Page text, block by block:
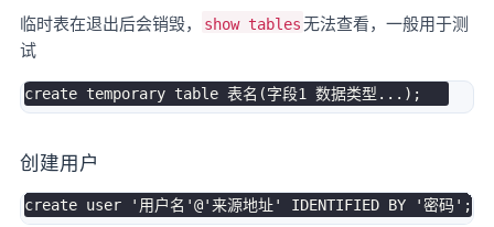
临时表在退出后会销毁， show tables无法查看，一般用于测
试
create temporary table 表名 (字段1 数据类型 . . . ) ;
创建用户
create user '用户名'@'来源地址' IDENTIFIED BY '密码' ;